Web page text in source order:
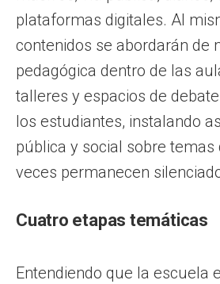
plataformas digitales. Al
contenidos se abordarán de
pedagógica dentro de las
talleres y espacios de
los estudiantes, instalando
pública y social sobre
veces permanecen
Cuatro etapas temáticas
Entendiendo que la escuela